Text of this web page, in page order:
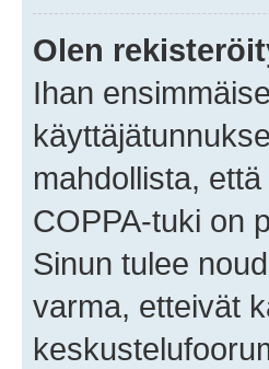
Olen
Ihan
mahdollista,
COPPA-tuki on
Sinun tulee
varma, etteivät